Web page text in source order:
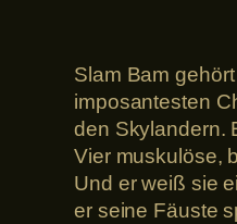
Slam Bam
imposantesten
den Skylandern.
Vier muskulöse,
Und er weiß sie
er seine Fäuste